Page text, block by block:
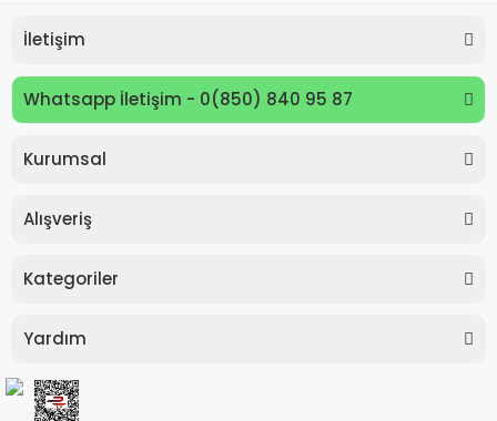
İletişim
Whatsapp İletişim - 0(850) 840 95 87
Kurumsal
Alışveriş
Kategoriler
Yardım